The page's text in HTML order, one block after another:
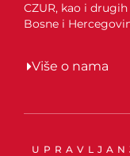
CZUR, kao i
Bosne i
Više o nama